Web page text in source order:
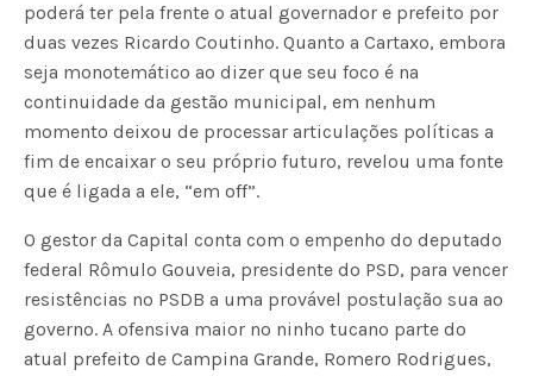
poderá ter pela frente o atual governador e prefeito por
duas vezes Ricardo Coutinho. Quanto a Cartaxo, embora
seja monotemático ao dizer que seu foco é na
continuidade da gestão municipal, em nenhum
momento deixou de processar articulações políticas a
fim de encaixar o seu próprio futuro, revelou uma fonte
que é ligada a ele, “em off”.
O gestor da Capital conta com o empenho do deputado
federal Rômulo Gouveia, presidente do PSD, para vencer
resistências no PSDB a uma provável postulação sua ao
governo. A ofensiva maior no ninho tucano parte do
atual prefeito de Campina Grande, Romero Rodrigues,